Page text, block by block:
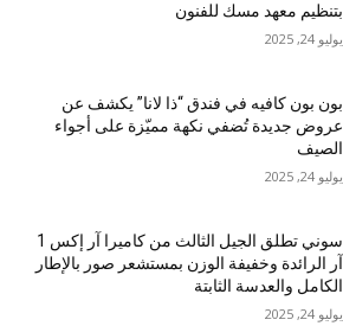
بتنظيم معهد مسك للفنون
يوليو 24, 2025
بون بون كافيه في فندق “ذا لانا” يكشف عن
عروض جديدة تُضفي نكهة مميّزة على أجواء
الصيف
يوليو 24, 2025
سوني تطلق الجيل الثالث من كاميرا آر إكس 1
آر الرائدة وخفيفة الوزن بمستشعر صور بالإطار
الكامل والعدسة الثابتة
يوليو 24, 2025